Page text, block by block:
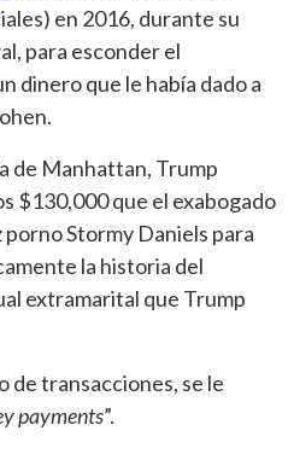
en 2016, durante su
para esconder el
dinero que le había dado a
de Manhattan, Trump
$130,000 que el exabogado
porno Stormy Daniels para
la historia del
extramarital que Trump
de transacciones, se le
payments”.